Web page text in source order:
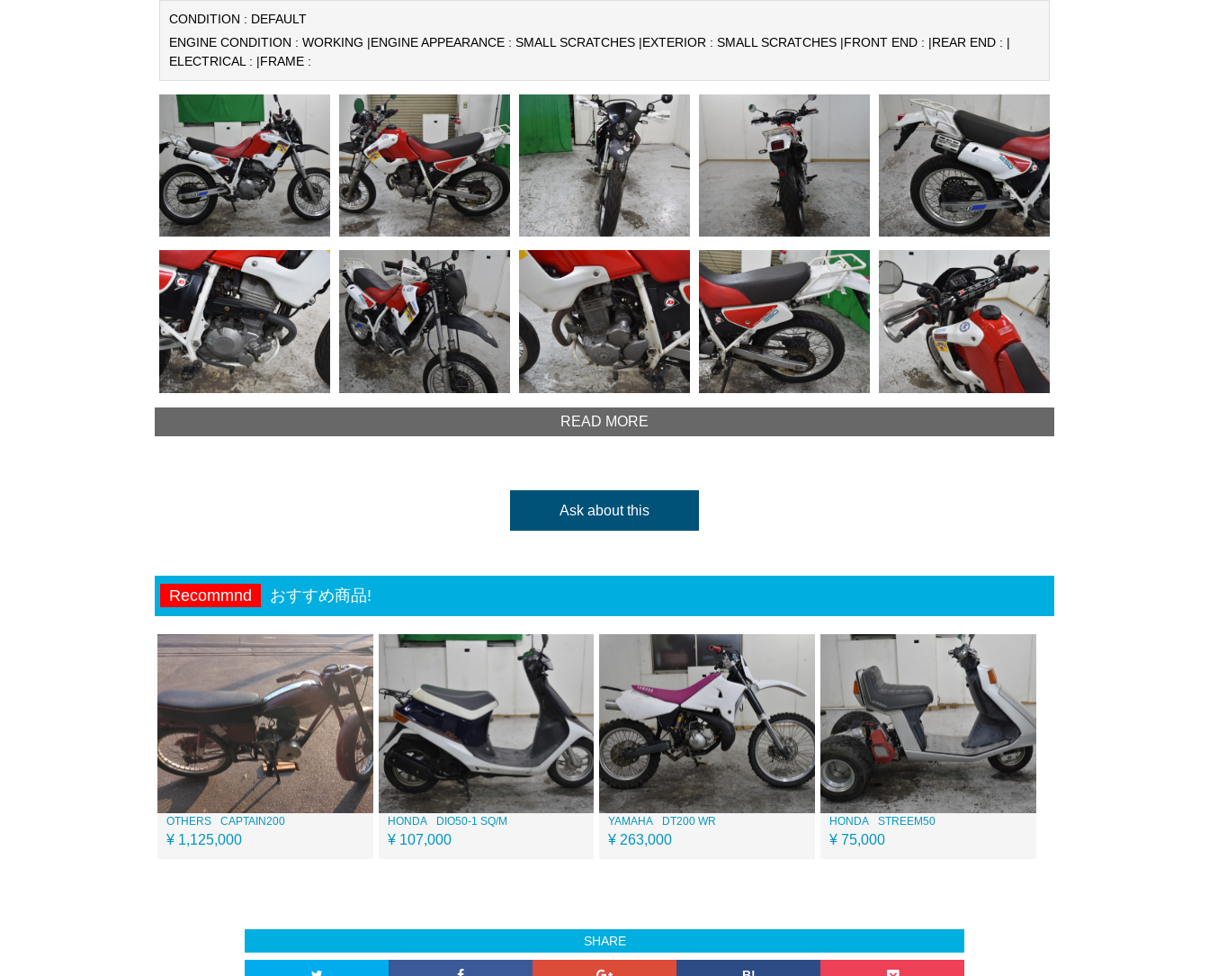
CONDITION : DEFAULT
ENGINE CONDITION : WORKING |ENGINE APPEARANCE : SMALL SCRATCHES |EXTERIOR : SMALL SCRATCHES |FRONT END : |REAR END : |
ELECTRICAL : |FRAME :
READ MORE
Ask about this
Recommnd おすすめ商品!
OTHERS CAPTAIN200
¥ 1,125,000
HONDA DIO50-1 SQ/M
¥ 107,000
YAMAHA DT200 WR
¥ 263,000
HONDA STREEM50
¥ 75,000
SHARE